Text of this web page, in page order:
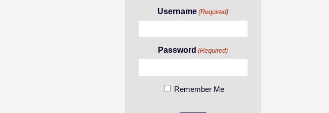
Username (Required)
Password (Required)
Remember Me